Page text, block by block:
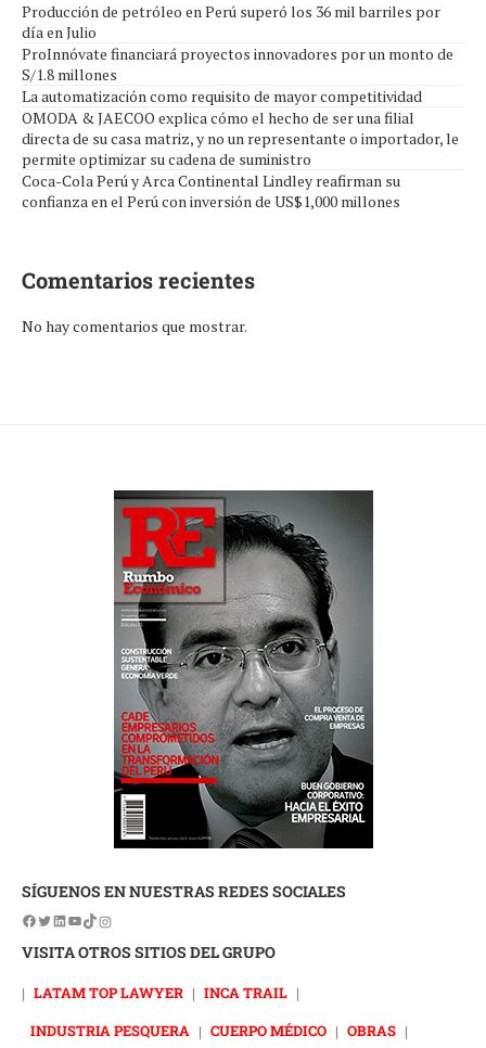
Producción de petróleo en Perú superó los 36 mil barriles por
día en Julio
ProInnóvate financiará proyectos innovadores por un monto de
S/1.8 millones
La automatización como requisito de mayor competitividad
OMODA & JAECOO explica cómo el hecho de ser una filial
directa de su casa matriz, y no un representante o importador, le
permite optimizar su cadena de suministro
Coca-Cola Perú y Arca Continental Lindley reafirman su
confianza en el Perú con inversión de US$1,000 millones
Comentarios recientes
No hay comentarios que mostrar.
SÍGUENOS EN NUESTRAS REDES SOCIALES
VISITA OTROS SITIOS DEL GRUPO
| LATAM TOP LAWYER | INCA TRAIL |
INDUSTRIA PESQUERA | CUERPO MÉDICO | OBRAS |